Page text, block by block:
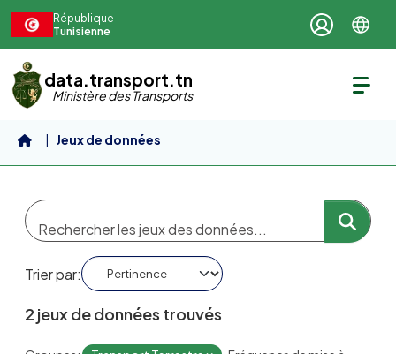
République
Tunisienne
data.transport.tn
Ministère des Transports
Jeux de données
Trier par
2 jeux de données trouvés